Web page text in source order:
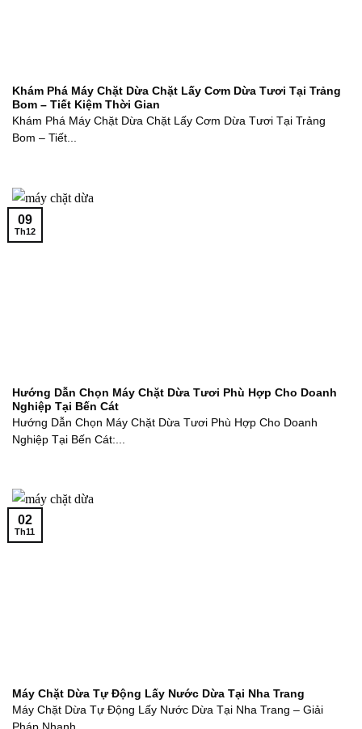
Khám Phá Máy Chặt Dừa Chặt Lấy Cơm Dừa Tươi Tại Trảng
Bom – Tiết Kiệm Thời Gian
Khám Phá Máy Chặt Dừa Chặt Lấy Cơm Dừa Tươi Tại Trảng
Bom – Tiết...
Hướng Dẫn Chọn Máy Chặt Dừa Tươi Phù Hợp Cho Doanh
Nghiệp Tại Bến Cát
Hướng Dẫn Chọn Máy Chặt Dừa Tươi Phù Hợp Cho Doanh
Nghiệp Tại Bến Cát:...
09
Th12
Máy Chặt Dừa Tự Động Lấy Nước Dừa Tại Nha Trang
Máy Chặt Dừa Tự Động Lấy Nước Dừa Tại Nha Trang – Giải
02
Th11